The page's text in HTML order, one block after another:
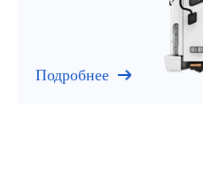
Подробнее